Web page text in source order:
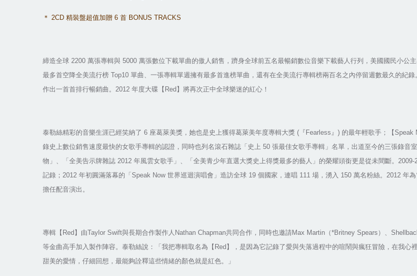
＊ 2CD 精裝盤超值加贈 6 首 BONUS TRACKS
締造全球 2200 萬張專輯與 5000 萬張數位下載單曲的傲人銷售，躋身全球前五名最暢銷數位音樂下載藝人行列，美國國民小公
最多首空降全美流行榜 Top10 單曲、一張專輯單週擁有最多首進榜單曲，還有在全美流行專輯榜兩百名之內停留週數最久的紀
作出一首首排行暢銷曲。 2012 年度大碟【 Red 】將再次正中全球樂迷的紅心！
泰勒絲精彩的音樂生涯已經笑納了 6 座葛萊美獎，她也是史上獲得葛萊美年度專輯大獎 ( 『 Fearless 』 ) 的最年輕歌手；【 Speak
錄史上數位銷售速度最快的女歌手專輯的認證，同時也列名滾石雜誌「史上 50 張最佳女歌手專輯」名單，出道至今的三張錄音
物」、「全美告示牌雜誌 2012 年風雲女歌手」、「全美青少年直選大獎史上得獎最多的藝人」的榮耀頭銜更是從未間斷。 2009-
記錄； 2012 年初圓滿落幕的「 Speak Now 世界巡迴演唱會」造訪全球 19 個國家，連唱 111 場，湧入 150 萬名粉絲。 2012 年
擔任配音演出。
專輯【 Red 】由Taylor Swift與長期合作製作人 Nathan Chapman共同合作，同時也邀請Max Martin （*Britney Spears ）、
等金曲高手加入製作陣容。泰勒絲說：「我把專輯取名為【 Red 】，是因為它記錄了愛與失落過程中的喧鬧與瘋狂冒險，在我
甜美的愛情，仔細回想，最能夠詮釋這些情緒的顏色就是紅色。」